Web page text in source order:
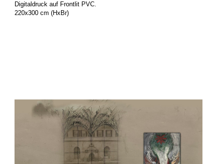
Digitaldruck auf Frontlit PVC.
220x300 cm (HxBr)